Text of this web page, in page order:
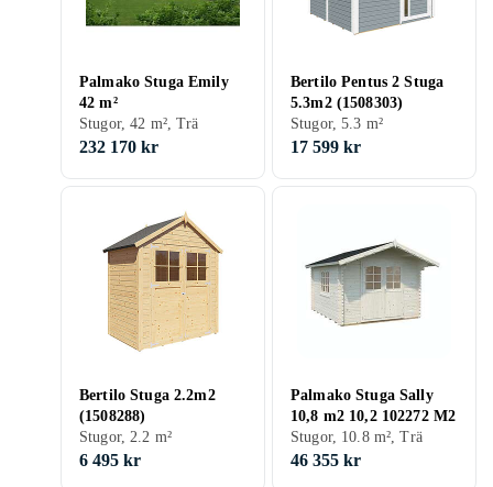
Palmako Stuga Emily
42 m²
Stugor, 42 m², Trä
232 170 kr
Bertilo Pentus 2 Stuga
5.3m2 (1508303)
Stugor, 5.3 m²
17 599 kr
Bertilo Stuga 2.2m2
(1508288)
Stugor, 2.2 m²
6 495 kr
Palmako Stuga Sally
10,8 m2 10,2 102272 M2
Stugor, 10.8 m², Trä
46 355 kr